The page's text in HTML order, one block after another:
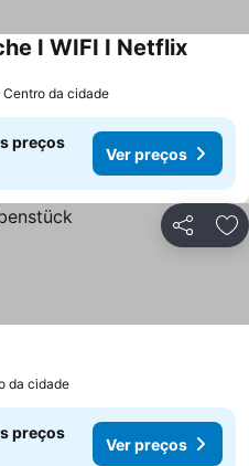
I WIFI I Netflix
Centro da cidade
preços
Ver preços
Partilhar
da cidade
preços
Ver preços